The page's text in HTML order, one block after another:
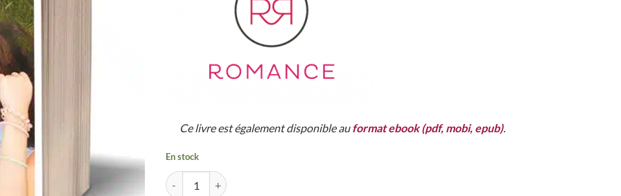
Ce livre est également disponible auformat ebook (pdf, mobi, epub).
En stock
quantité de En Secret - Format Papier